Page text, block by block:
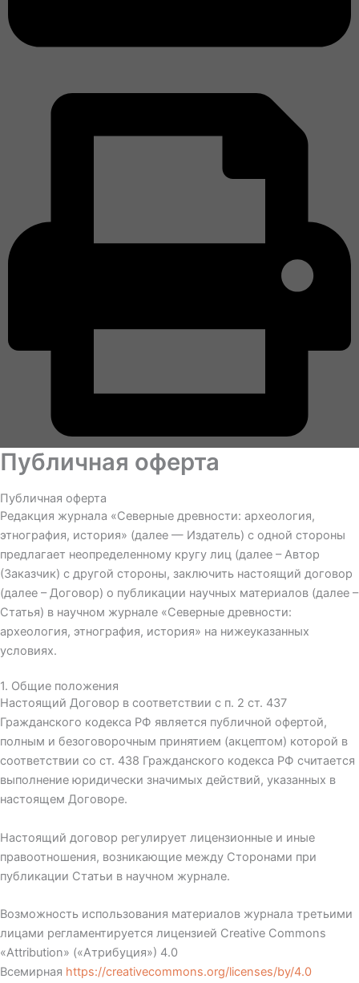
Публичная оферта
Публичная оферта
Редакция журнала «Северные древности: археология,
этнография, история» (далее — Издатель) с одной стороны
предлагает неопределенному кругу лиц (далее – Автор
(Заказчик) с другой стороны, заключить настоящий договор
(далее – Договор) о публикации научных материалов (далее –
Статья) в научном журнале «Северные древности:
археология, этнография, история» на нижеуказанных
условиях.
1. Общие положения
Настоящий Договор в соответствии с п. 2 ст. 437
Гражданского кодекса РФ является публичной офертой,
полным и безоговорочным принятием (акцептом) которой в
соответствии со ст. 438 Гражданского кодекса РФ считается
выполнение юридически значимых действий, указанных в
настоящем Договоре.
Настоящий договор регулирует лицензионные и иные
правоотношения, возникающие между Сторонами при
публикации Статьи в научном журнале.
Возможность использования материалов журнала третьими
лицами регламентируется лицензией Creative Commons
«Attribution» («Атрибуция») 4.0
Всемирная https://creativecommons.org/licenses/by/4.0